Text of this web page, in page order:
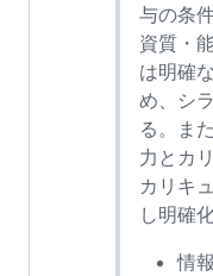
与の条
資質・
は明確
め、シ
る。ま
力とカ
カリキ
し明確
情